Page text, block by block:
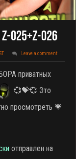
025+Z-026
Leave a comment
приватных
💞💝💞 Это
просмотреть 💗
отправлен на